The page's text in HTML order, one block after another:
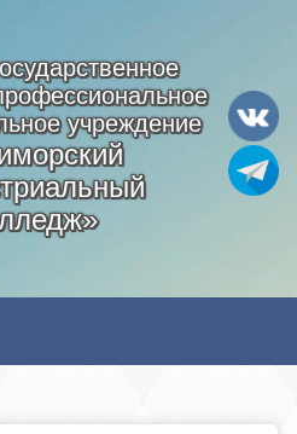
учреждение